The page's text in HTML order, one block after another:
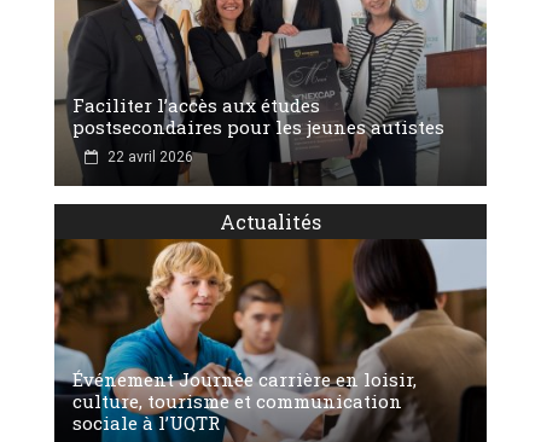
Faciliter l’accès aux études
postsecondaires pour les jeunes autistes
22 avril 2026
Actualités
Événement Journée carrière en loisir,
culture, tourisme et communication
sociale à l’UQTR